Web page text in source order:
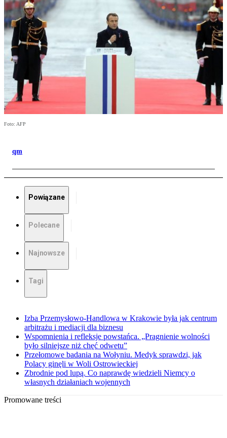
Foto: AFP
qm
Powiązane
Polecane
Najnowsze
Tagi
Izba Przemysłowo-Handlowa w Krakowie była jak centrum
arbitrażu i mediacji dla biznesu
Wspomnienia i refleksje powstańca. „Pragnienie wolności
było silniejsze niż chęć odwetu”
Przełomowe badania na Wołyniu. Medyk sprawdzi, jak
Polacy ginęli w Woli Ostrowieckiej
Zbrodnie pod lupą. Co naprawdę wiedzieli Niemcy o
własnych działaniach wojennych
Promowane treści